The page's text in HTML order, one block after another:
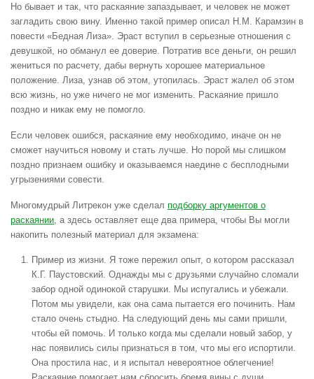
Но бывает и так, что раскаяние запаздывает, и человек не может
загладить свою вину. Именно такой пример описал Н.М. Карамзин в
повести «Бедная Лиза». Эраст вступил в серьезные отношения с
девушкой, но обманул ее доверие. Потратив все деньги, он решил
жениться по расчету, дабы вернуть хорошее материальное
положение. Лиза, узнав об этом, утопилась. Эраст жалел об этом
всю жизнь, но уже ничего не мог изменить. Раскаяние пришло
поздно и никак ему не помогло.
Если человек ошибся, раскаяние ему необходимо, иначе он не
сможет научиться новому и стать лучше. Но порой мы слишком
поздно признаем ошибку и оказываемся наедине с бесплодными
угрызениями совести.
Многомудрый Литрекон уже сделал подборку аргументов о
раскаянии , а здесь оставляет еще два примера, чтобы Вы могли
накопить полезный материал для экзамена:
Пример из жизни. Я тоже пережил опыт, о котором рассказал
К.Г. Паустовский. Однажды мы с друзьями случайно сломали
забор одной одинокой старушки. Мы испугались и убежали.
Потом мы увидели, как она сама пытается его починить. Нам
стало очень стыдно. На следующий день мы сами пришли,
чтобы ей помочь. И только когда мы сделали новый забор, у
нас появились силы признаться в том, что мы его испортили.
Она простила нас, и я испытал невероятное облегчение!